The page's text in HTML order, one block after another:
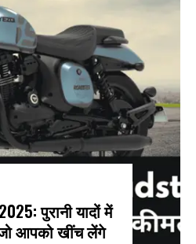
पुरानी यादों में
आपको खींच लेंगे